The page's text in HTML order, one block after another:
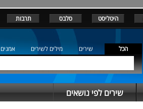
היטליסט סלבס תרבות
הכל שירים מילים לשירים אמנים
שירים לפי נושאים